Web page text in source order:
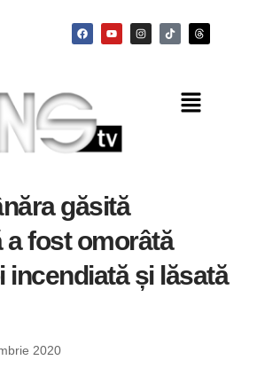
găsită
a fost omorâtă
incendiată și lăsată
2020